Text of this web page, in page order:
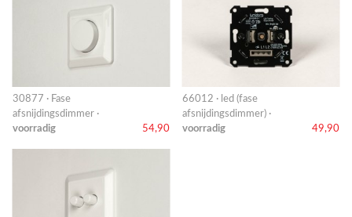
30877 · Fase
afsnijdingsdimmer ·
voorradig
54,90
66012 · led (fase
afsnijdingsdimmer) ·
voorradig
49,90